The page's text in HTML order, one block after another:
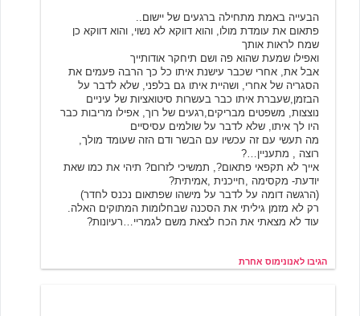
הבעייה באמת מתחילה ברגעים של יישום..
פתאום את עומדת מולו, והוא דווקא לא נשוי, והוא דווקא כן
שמח לראות אותך
ואפילו שמעת שהוא פה ושם תיחקר אודותייך
אבל את, אחרי שכבר עישנת איתו כל כך הרבה פעמים את
הסגריה של אחרי, ושהיית איתו גם בלפני, שלא לדבר על
הבזמן,שעברת איתו כבר בעשרות סיטואציות של עיניים
נוצצות, משפטים מבריקים,רגעים של רוך, אפילו מריבות כבר
היו לך איתו, שלא לדבר על שולמים עסיסיים
מה תעשי עם זה עכשיו עם הבשר ודם הזה שעומד מולך,
רוצה , מתעניין…?
אייך לא תקפאי פתאום?, תמשיכי לזרום? תיהי את כמו שאת
יודעת- מקסימה ,חייכנית ,אמיתית?
(הרגשה דומה על לדבר על מישהו שפתאום נכנס לחדר)
רק לא מזמן גיליתי את הסכנה שבחלומות המתוקים האלה.
עוד לא מצאתי את הכח לצאת משם לגמריי…רעיונות?
הגיבו לאנונימוס אחרת